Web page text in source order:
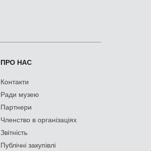
ПРО НАС
Контакти
Ради музею
Партнери
Членство в організаціях
Звітність
Публічні закупівлі